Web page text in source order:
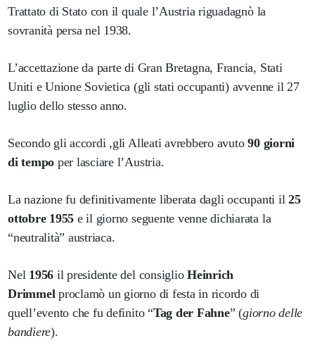
Trattato di Stato con il quale l’Austria riguadagnò la
sovranità persa nel 1938.
L’accettazione da parte di Gran Bretagna, Francia, Stati
Uniti e Unione Sovietica (gli stati occupanti) avvenne il 27
luglio dello stesso anno.
Secondo gli accordi ,gli Alleati avrebbero avuto90 giorni
di tempo per lasciare l’Austria.
La nazione fu definitivamente liberata dagli occupanti il25
ottobre 1955 e il giorno seguente venne dichiarata la
“neutralità” austriaca.
Nel 1956 il presidente del consiglioHeinrich
Drimmelproclamò un giorno di festa in ricordo di
quell’evento che fu definito “Tag der Fahne” (giorno delle
bandiere).